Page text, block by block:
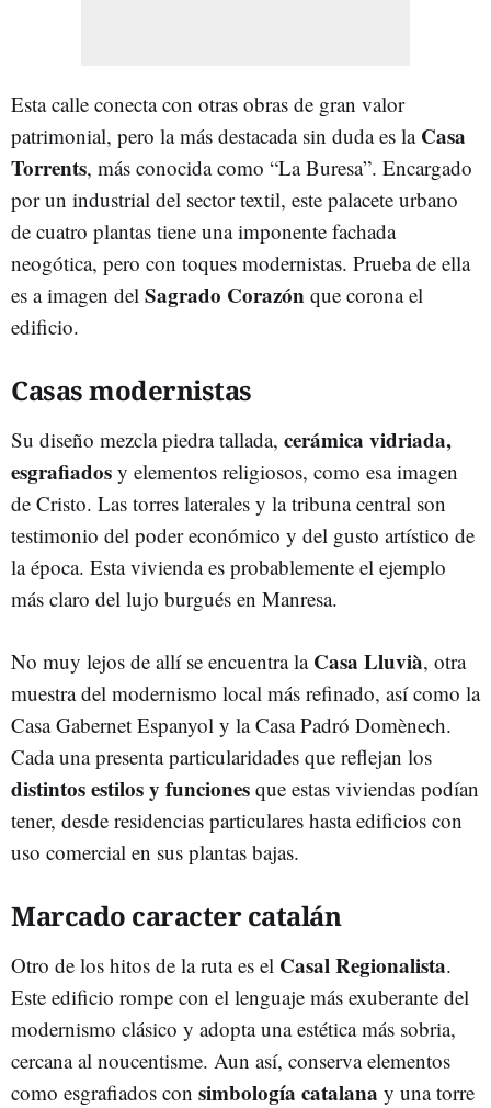
Esta calle conecta con otras obras de gran valor
patrimonial, pero la más destacada sin duda es la Casa
Torrents, más conocida como “La Buresa”. Encargado
por un industrial del sector textil, este palacete urbano
de cuatro plantas tiene una imponente fachada
neogótica, pero con toques modernistas. Prueba de ella
es a imagen del Sagrado Corazón que corona el
edificio.
Casas modernistas
Su diseño mezcla piedra tallada, cerámica vidriada,
esgrafiados y elementos religiosos, como esa imagen
de Cristo. Las torres laterales y la tribuna central son
testimonio del poder económico y del gusto artístico de
la época. Esta vivienda es probablemente el ejemplo
más claro del lujo burgués en Manresa.
No muy lejos de allí se encuentra la Casa Lluvià, otra
muestra del modernismo local más refinado, así como la
Casa Gabernet Espanyol y la Casa Padró Domènech.
Cada una presenta particularidades que reflejan los
distintos estilos y funciones que estas viviendas podían
tener, desde residencias particulares hasta edificios con
uso comercial en sus plantas bajas.
Marcado caracter catalán
Otro de los hitos de la ruta es el Casal Regionalista.
Este edificio rompe con el lenguaje más exuberante del
modernismo clásico y adopta una estética más sobria,
cercana al noucentisme. Aun así, conserva elementos
como esgrafiados con simbología catalana y una torre